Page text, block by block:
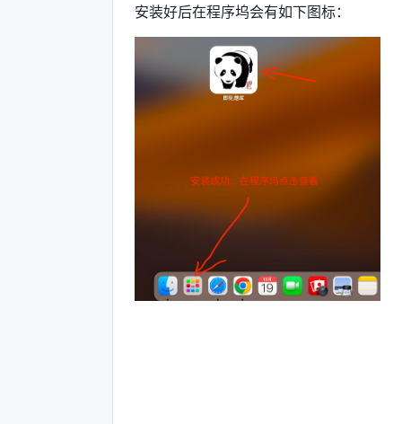
安装好后在程序坞会有如下图标：